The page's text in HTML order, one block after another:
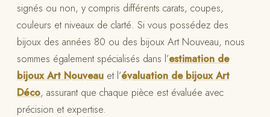
signés ou non, y compris différents carats, coupes,
couleurs et niveaux de clarté. Si vous possédez des
bijoux des années 80 ou des bijoux Art Nouveau, nous
sommes également spécialisés dans l’estimation de
bijoux Art Nouveau et l’évaluation de bijoux Art
Déco, assurant que chaque pièce est évaluée avec
précision et expertise.